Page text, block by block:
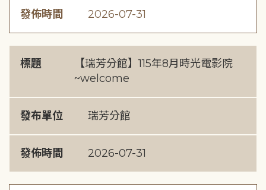
發佈時間 2026-07-31
標題
【瑞芳分館】115年8月時光電影院
~welcome
發布單位 瑞芳分館
發佈時間 2026-07-31